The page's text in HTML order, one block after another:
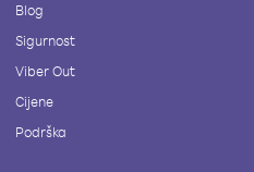
Blog
Sigurnost
Viber Out
Cijene
Podrška